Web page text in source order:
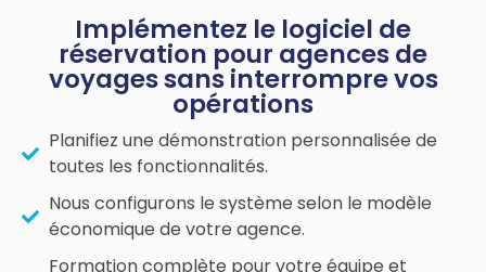
Implémentez le logiciel de
réservation pour agences de
voyages sans interrompre vos
opérations
Planifiez une démonstration personnalisée de
toutes les fonctionnalités.
Nous configurons le système selon le modèle
économique de votre agence.
Formation complète pour votre équipe et